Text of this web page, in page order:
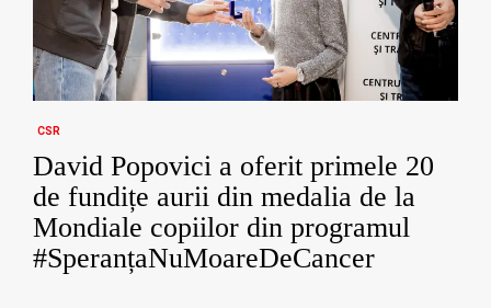
CSR
David Popovici a oferit primele 20
de fundițe aurii din medalia de la
Mondiale copiilor din programul
#SperanțaNuMoareDeCancer